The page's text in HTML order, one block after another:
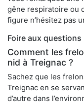
gêne respiratoire ou
figure n’hésitez pas
Foire aux questions
Comment les
nid à Treignac ?
Sachez que les
Treignac en se
d’autre dans